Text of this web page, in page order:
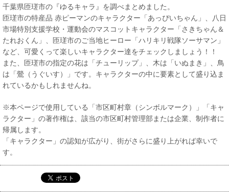
千葉県匝瑳市の『ゆるキャラ』を調べまとめました。
匝瑳市の特産品 赤ピーマンのキャラクター「あっぴいちゃん」、八日
市場特別支援学校・運動会のマスコットキャラクター「さきちゃん＆
たれおくん」、匝瑳市のご当地ヒーロー「ハリキリ戦隊ソーサマン」
など、可愛くって楽しいキャラクター達をチェックしましょう！！
また、匝瑳市の指定の花は「チューリップ」、木は「いぬまき」、鳥
は「鶯（うぐいす）」です。キャラクターの中に要素として盛り込ま
れているかもしれませんね。
※本ページで使用している「市区町村章（シンボルマーク）」「キャ
ラクター」の著作権は、該当の市区町村管理部または企業、制作者に
帰属します。
「キャラクター」の認知が広がり、街がさらに盛り上がれば幸いで
す。